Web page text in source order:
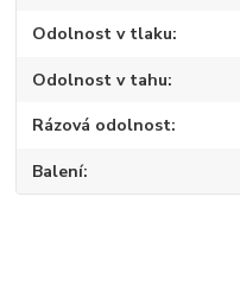
Odolnost v tlaku
Odolnost v tahu
Rázová odolnost
Balení